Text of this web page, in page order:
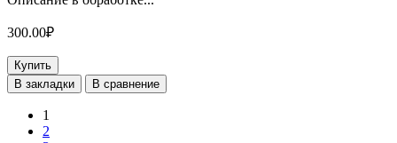
300.00₽
Купить
В закладки
В сравнение
1
2